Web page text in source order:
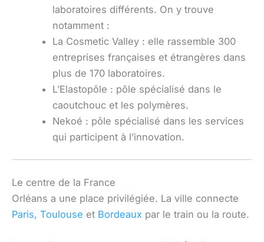
laboratoires différents. On y trouve
notamment :
La Cosmetic Valley : elle rassemble 300
entreprises françaises et étrangères dans
plus de 170 laboratoires.
L’Elastopôle : pôle spécialisé dans le
caoutchouc et les polymères.
Nekoé : pôle spécialisé dans les services
qui participent à l’innovation.
Le centre de la France
Orléans a une place privilégiée. La ville connecte
Paris, Toulouse et Bordeaux par le train ou la route.